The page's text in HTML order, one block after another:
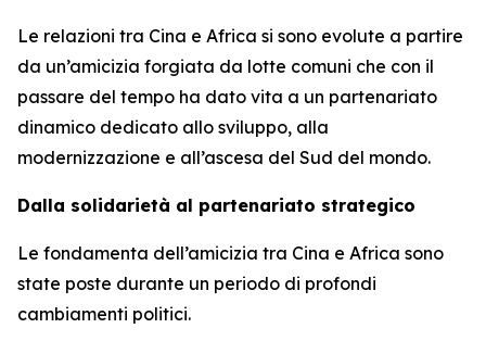
Le relazioni tra Cina e Africa si sono evolute a partire
da un’amicizia forgiata da lotte comuni che con il
passare del tempo ha dato vita a un partenariato
dinamico dedicato allo sviluppo, alla
modernizzazione e all’ascesa del Sud del mondo.
Dalla solidarietà al partenariato strategico
Le fondamenta dell’amicizia tra Cina e Africa sono
state poste durante un periodo di profondi
cambiamenti politici.